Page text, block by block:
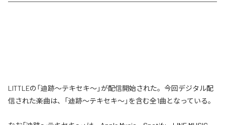
LITTLEの「迪跡〜テキセキ〜」が配信開始された。今回デジタル配
信された楽曲は、「迪跡〜テキセキ〜」を含む全1曲となっている。